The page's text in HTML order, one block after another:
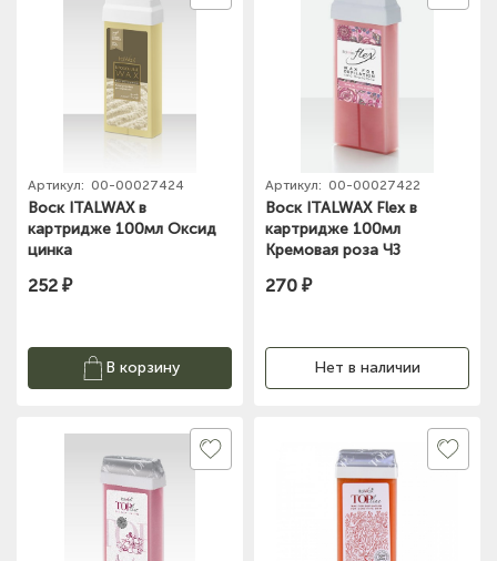
Артикул: 00-00027424
Воск ITALWAX в
картридже 100мл Оксид
цинка
252 ₽
В корзину
Артикул: 00-00027422
Воск ITALWAX Flex в
картридже 100мл
Кремовая роза ЧЗ
270 ₽
Нет в наличии